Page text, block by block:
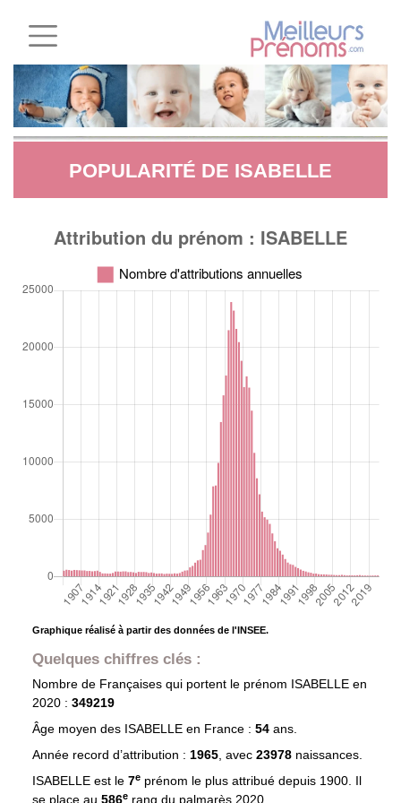
POPULARITÉ DE ISABELLE
Graphique réalisé à partir des données de l'INSEE.
Quelques chiffres clés :
Nombre de Françaises qui portent le prénom ISABELLE en
2020 : 349219
Âge moyen des ISABELLEen France : 54 ans.
Année record d’attribution : 1965, avec 23978 naissances.
ISABELLE est le 7eprénom le plus attribué depuis 1900. Il
se place au 586e rang du palmarès 2020.